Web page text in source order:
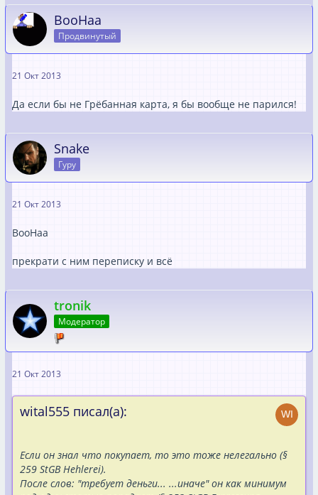
ВооНаа
Продвинутый
21 Окт 2013
Да если бы не Грёбанная карта, я бы вообще не парился!
Snake
Гуру
21 Окт 2013
ВооНаа
прекрати с ним переписку и всё
tronik
Модератор
21 Окт 2013
wital555 писал(а):
Если он знал что покупает, то это тоже нелегально (§
259 StGB Hehlerei).
После слов: "требует деньги... ...иначе" он как минимум